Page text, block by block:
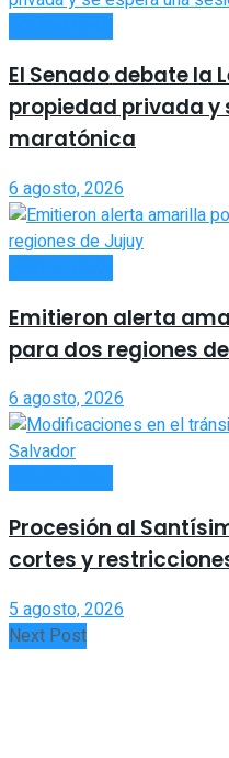
El Senado debate la
propiedad privada y
maratónica
6 agosto, 2026
Emitieron alerta
para dos regiones
6 agosto, 2026
Procesión al
cortes y
5 agosto, 2026
Next Post